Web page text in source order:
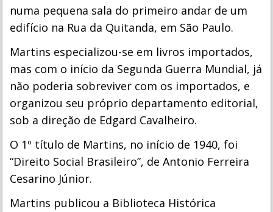
numa pequena sala do primeiro andar de um
edifício na Rua da Quitanda, em São Paulo.
Martins especializou-se em livros importados,
mas com o início da Segunda Guerra Mundial, já
não poderia sobreviver com os importados, e
organizou seu próprio departamento editorial,
sob a direção de Edgard Cavalheiro.
O 1º título de Martins, no início de 1940, foi
“Direito Social Brasileiro”, de Antonio Ferreira
Cesarino Júnior.
Martins publicou a Biblioteca Histórica